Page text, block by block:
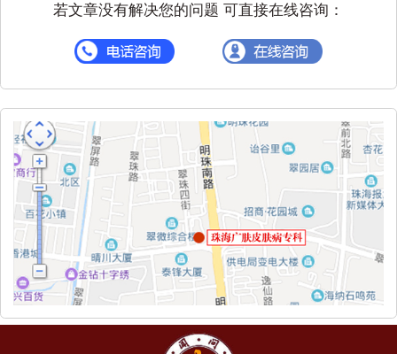
若文章没有解决您的问题 可直接在线咨询：